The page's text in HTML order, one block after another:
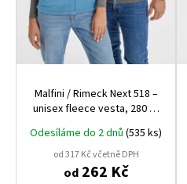
ů
Malfini / Rimeck Next 518 –
unisex fleece vesta, 280 g,
zdravotnické využití
Odesíláme do 2 dnů (535 ks)
od 317 Kč včetně DPH
od262 Kč